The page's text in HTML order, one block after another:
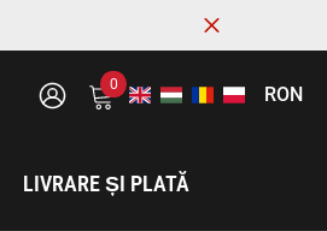
00
element
EN
RON
LIVRARE ȘI PLATĂ